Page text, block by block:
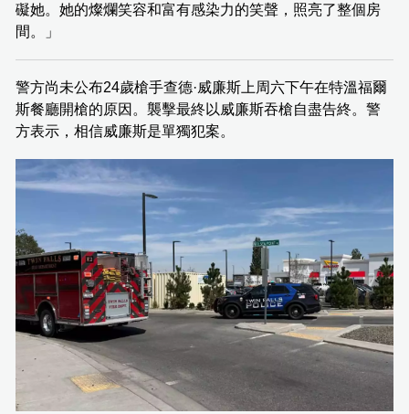
礙她。她的燦爛笑容和富有感染力的笑聲，照亮了整個房
間。」
警方尚未公布24歲槍手查德·威廉斯上周六下午在特溫福爾
斯餐廳開槍的原因。襲擊最終以威廉斯吞槍自盡告終。警
方表示，相信威廉斯是單獨犯案。